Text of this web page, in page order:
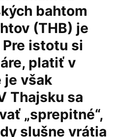
bahtom
(THB) je
Pre istotu si
platiť v
je však
Thajsku sa
„sprepitné“,
slušne vrátia